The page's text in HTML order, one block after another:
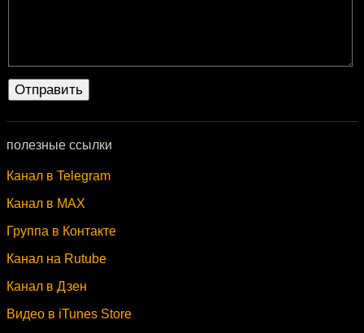
полезные ссылки
Канал в Telegram
Канал в MAX
Группа в Контакте
Канал на Rutube
Канал в Дзен
Видео в iTunes Store